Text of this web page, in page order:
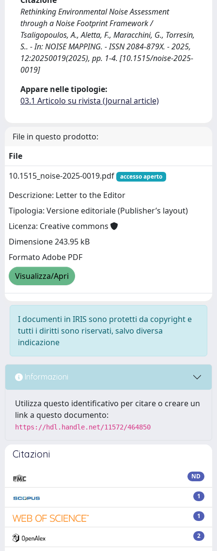
Rethinking Environmental Noise Assessment
through a Noise Footprint Framework /
Tsaligopoulos, A., Aletta, F., Maracchini, G., Torresin,
S.. - In: NOISE MAPPING. - ISSN 2084-879X. - 2025,
12:20250019(2025), pp. 1-4. [10.1515/noise-2025-
0019]
Appare nelle tipologie:
03.1 Articolo su rivista (Journal article)
File in questo prodotto:
File
10.1515_noise-2025-0019.pdf
accesso aperto
Descrizione: Letter to the Editor
Tipologia: Versione editoriale (Publisher’s layout)
Licenza: Creative commons
Dimensione 243.95 kB
Formato Adobe PDF
Visualizza/Apri
I documenti in IRIS sono protetti da copyright e
tutti i diritti sono riservati, salvo diversa
indicazione
Informazioni
Utilizza questo identificativo per citare o creare un
link a questo documento:
https://hdl.handle.net/11572/464850
Citazioni
ND
1
1
2